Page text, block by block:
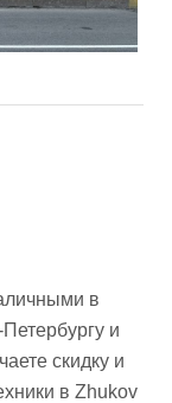
в
и
скидку и
в Zhukov